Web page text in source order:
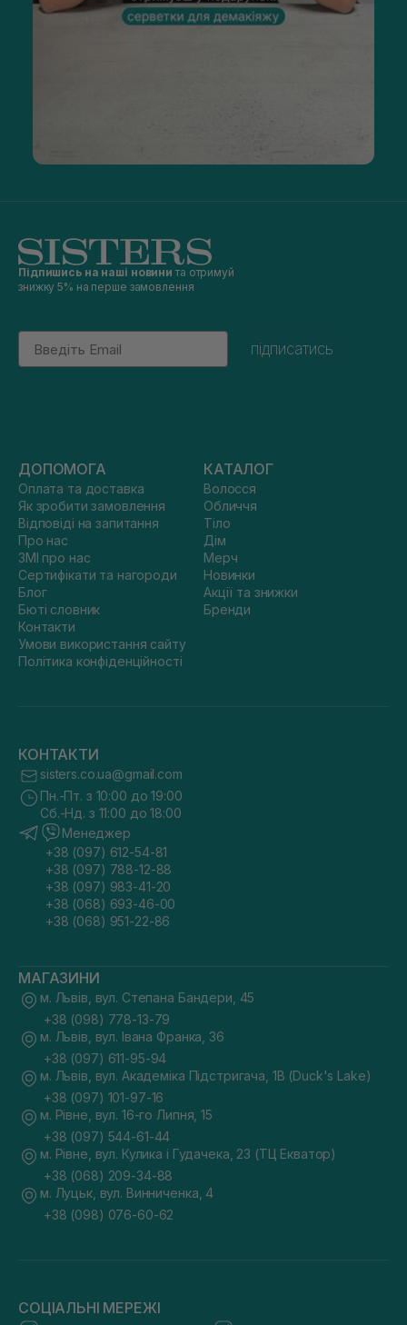
Підпишись на наші новини та отримуй
знижку 5% на перше замовлення
Email
підписатись
ДОПОМОГА
Оплата та доставка
Як зробити замовлення
Відповіді на запитання
Про нас
ЗМІ про нас
Сертифікати та нагороди
Блог
Бюті словник
Контакти
Умови використання сайту
Політика конфіденційності
КАТАЛОГ
Волосся
Обличчя
Тіло
Дім
Мерч
Новинки
Акції та знижки
Бренди
КОНТАКТИ
sisters.co.ua@gmail.com
Пн.-Пт. з 10:00 до 19:00
Сб.-Нд. з 11:00 до 18:00
Менеджер
+38 (097) 612-54-81
+38 (097) 788-12-88
+38 (097) 983-41-20
+38 (068) 693-46-00
+38 (068) 951-22-86
МАГАЗИНИ
м. Львів, вул. Степана Бандери, 45
+38 (098) 778-13-79
м. Львів, вул. Івана Франка, 36
+38 (097) 611-95-94
м. Львів, вул. Академіка Підстригача, 1В (Duck's Lake)
+38 (097) 101-97-16
м. Рівне, вул. 16-го Липня, 15
+38 (097) 544-61-44
м. Рівне, вул. Кулика і Гудачека, 23 (ТЦ Екватор)
+38 (068) 209-34-88
м. Луцьк, вул. Винниченка, 4
+38 (098) 076-60-62
СОЦІАЛЬНІ МЕРЕЖІ